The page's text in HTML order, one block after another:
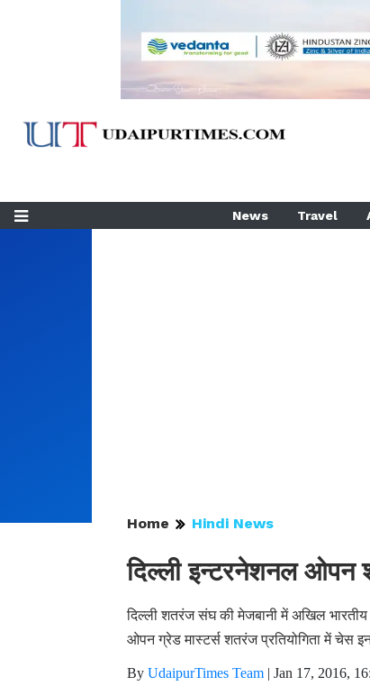
News Travel
Home Hindi News
दिल्ली इन्टरनेशनल ओपन
दिल्ली शतरंज संघ की मेजबानी में अखिल
ओपन ग्रेड मास्टर्स शतरंज प्रतियोगिता में चेस
By UdaipurTimes Team | Jan 17, 2016,